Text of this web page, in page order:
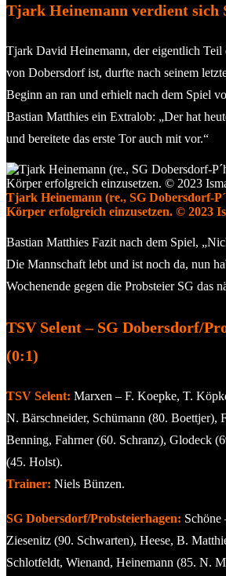
Tjark Heinemann verdient sich
Tjark David Heinemann, der eigentlich Teil
von Dobersdorf ist, durfte nach seinem
Beginn an ran und erhielt nach dem Spiel
Bastian Matthies ein Extralob: „Der hat
und bereitete das erste Tor auch mit vor.“
Tjark Heinemann (re., SG Dobersdorf-
Körper erfolgreich einzusetzen. © 2023
Bastian Matthies Fazit nach dem Spiel,
Die Mannschaft lebt und ist noch da, nun
Wochenende gegen die Probsteier SG das
TSV Selent – SG Dobersdorf/
(0:1)
TSV Selent: Marxen – F. Koepke, T.
N. Bärschneider, Schümann (80. Boettjer),
Benning, Fahrner (60. Schranz), Glodeck
(45. Holst).
Trainer: Niels Bünzen.
SG Dobersdorf/Probsteierhagen: Schöne
Ziesenitz (90. Schwarten), Heese, B.
Schlotfeldt, Wienand, Heinemann (85. N.